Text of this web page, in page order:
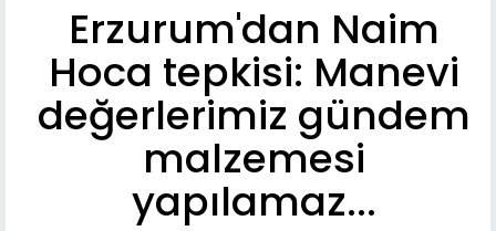
Erzurum'dan Naim
Hoca tepkisi: Manevi
değerlerimiz gündem
malzemesi
yapılamaz...